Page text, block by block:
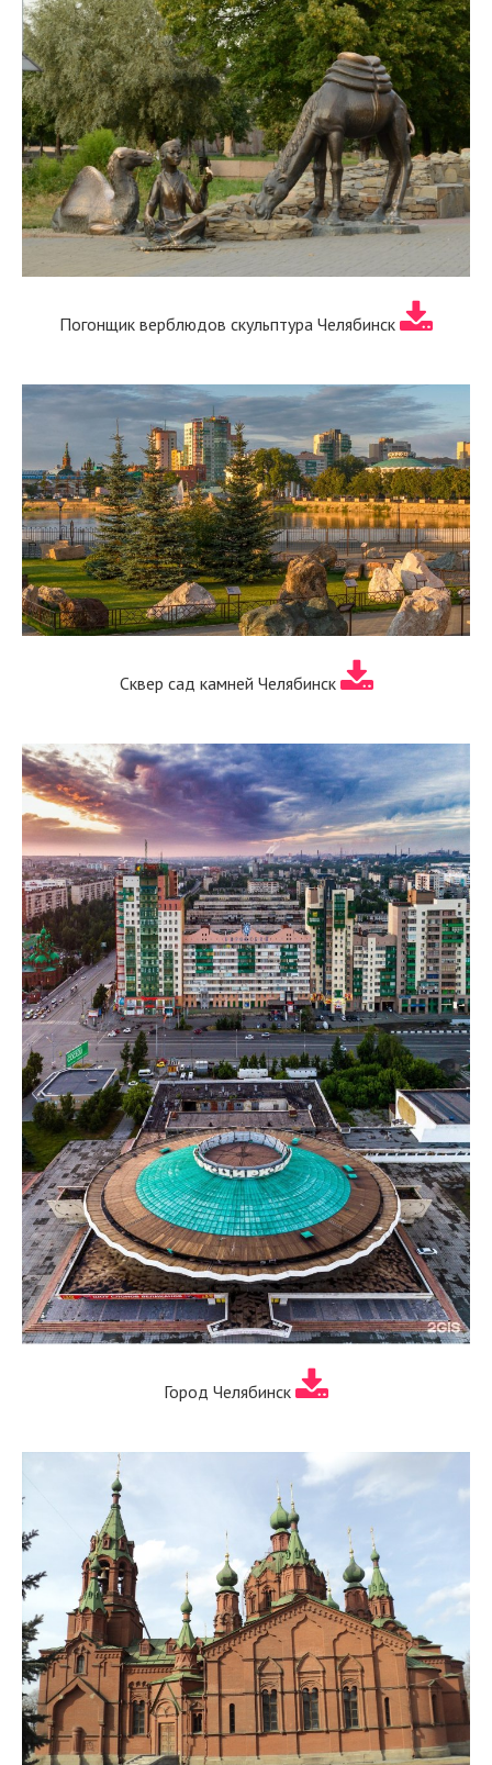
Погонщик верблюдов скульптура Челябинск
Сквер сад камней Челябинск
Город Челябинск